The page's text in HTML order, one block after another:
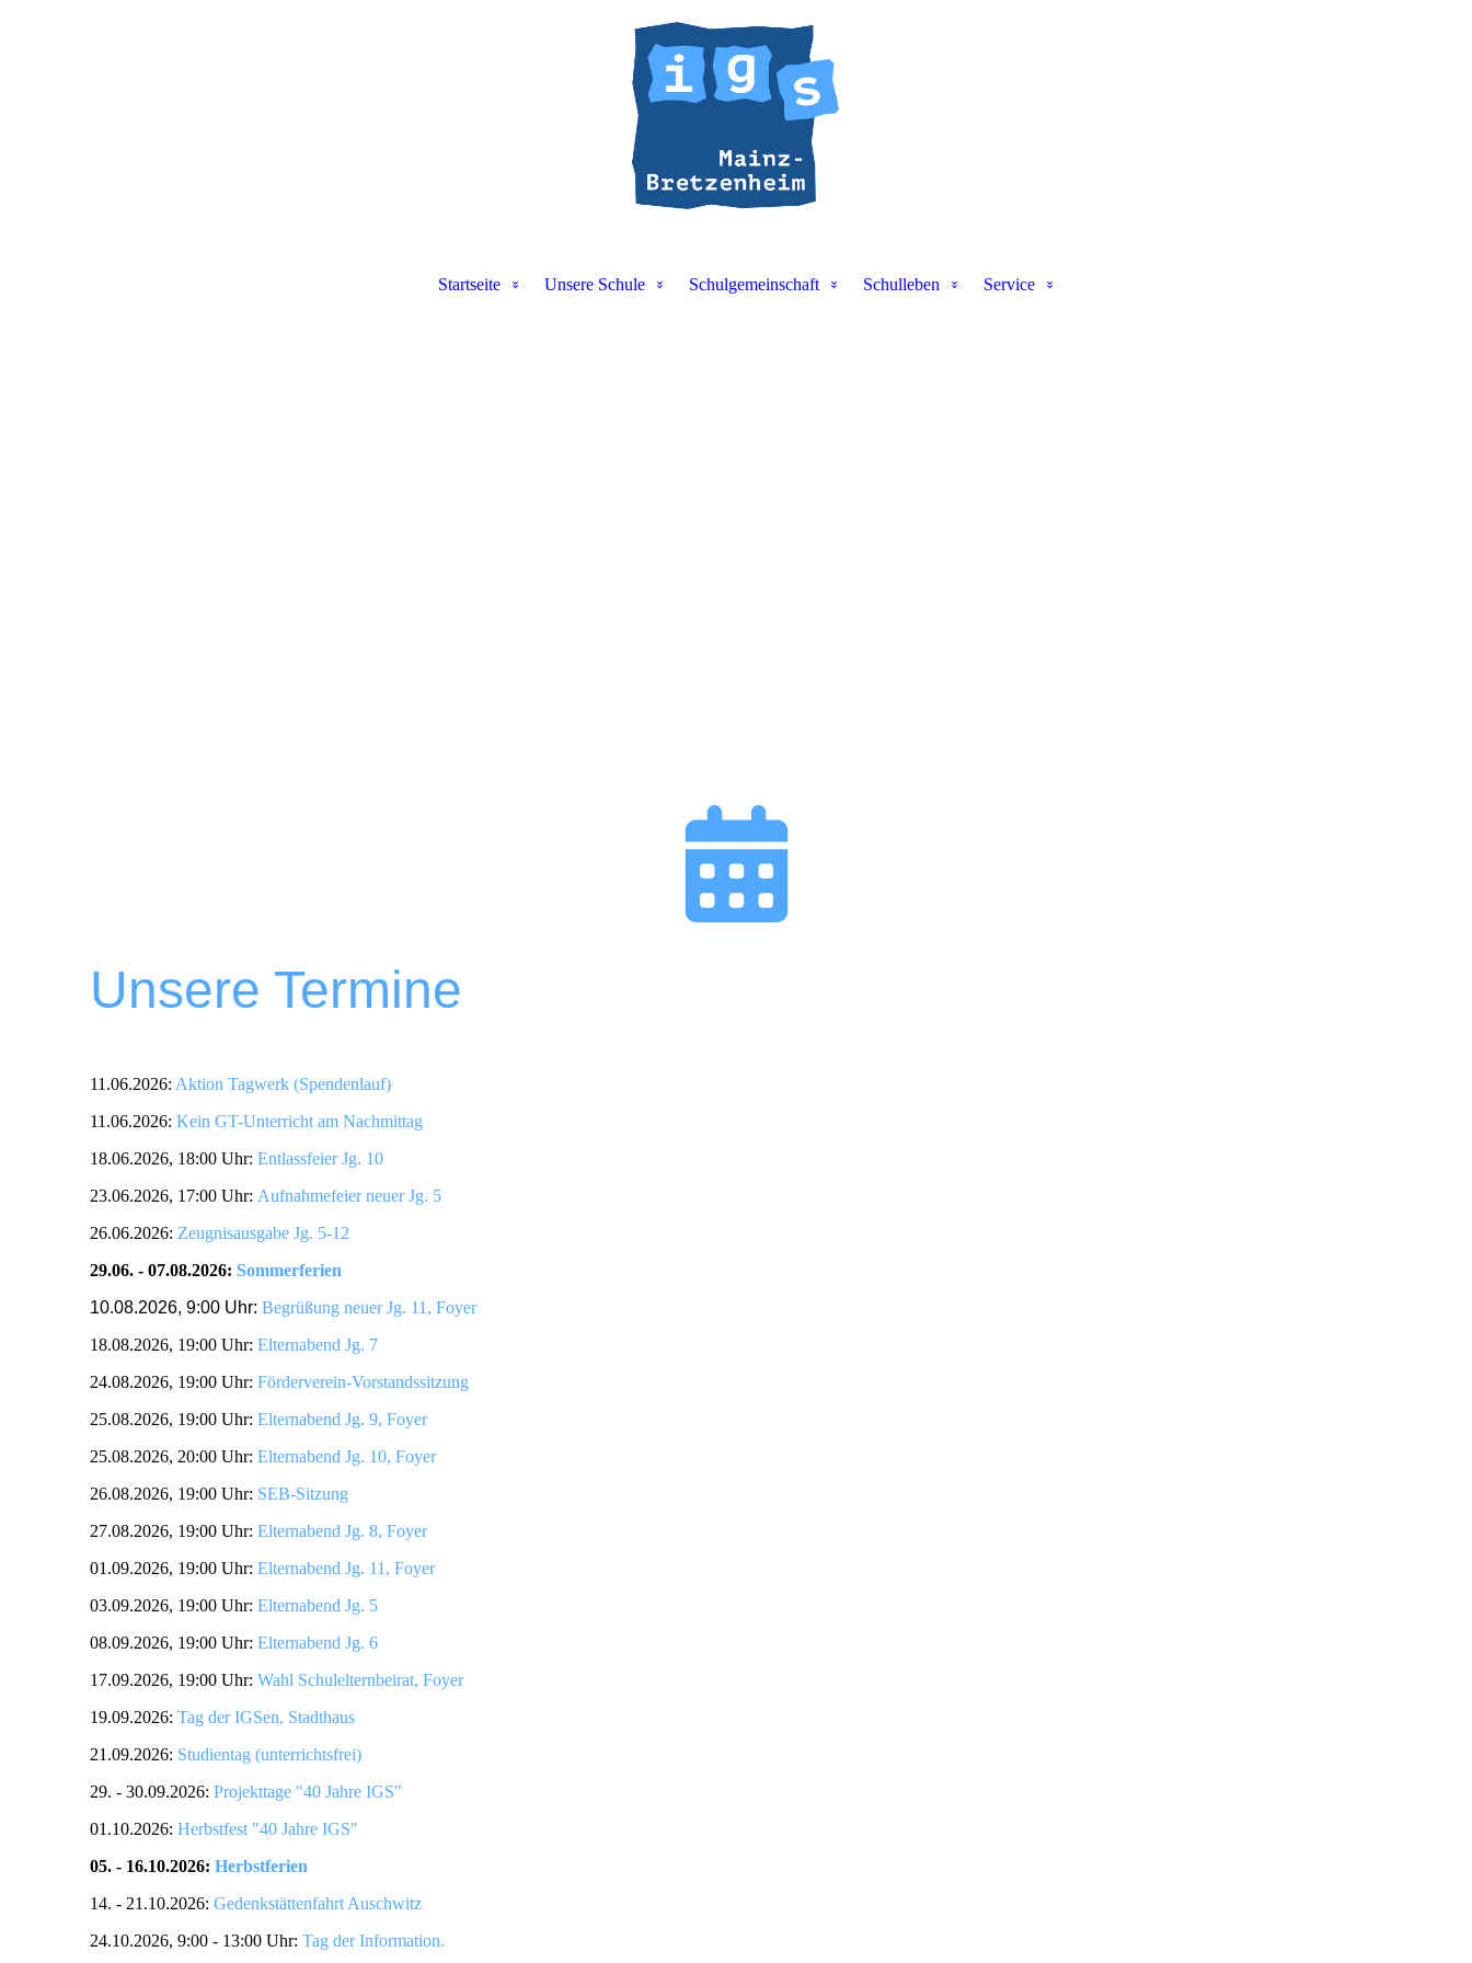
Startseite Unsere Schule Schulgemeinschaft Schulleben Service
Unsere Termine
11.06.2026: Aktion Tagwerk (Spendenlauf)
11.06.2026: Kein GT-Unterricht am Nachmittag
18.06.2026, 18:00 Uhr: Entlassfeier Jg. 10
23.06.2026, 17:00 Uhr: Aufnahmefeier neuer Jg. 5
26.06.2026: Zeugnisausgabe Jg. 5-12
29.06. - 07.08.2026: Sommerferien
10.08.2026, 9:00 Uhr: Begrüßung neuer Jg. 11, Foyer
18.08.2026, 19:00 Uhr: Elternabend Jg. 7
24.08.2026, 19:00 Uhr: Förderverein-Vorstandssitzung
25.08.2026, 19:00 Uhr: Elternabend Jg. 9, Foyer
25.08.2026, 20:00 Uhr: Elternabend Jg. 10, Foyer
26.08.2026, 19:00 Uhr: SEB-Sitzung
27.08.2026, 19:00 Uhr: Elternabend Jg. 8, Foyer
01.09.2026, 19:00 Uhr: Elternabend Jg. 11, Foyer
03.09.2026, 19:00 Uhr: Elternabend Jg. 5
08.09.2026, 19:00 Uhr: Elternabend Jg. 6
17.09.2026, 19:00 Uhr: Wahl Schulelternbeirat, Foyer
19.09.2026: Tag der IGSen, Stadthaus
21.09.2026: Studientag (unterrichtsfrei)
29. - 30.09.2026: Projekttage "40 Jahre IGS"
01.10.2026: Herbstfest "40 Jahre IGS"
05. - 16.10.2026: Herbstferien
14. - 21.10.2026: Gedenkstättenfahrt Auschwitz
24.10.2026, 9:00 - 13:00 Uhr: Tag der Information.